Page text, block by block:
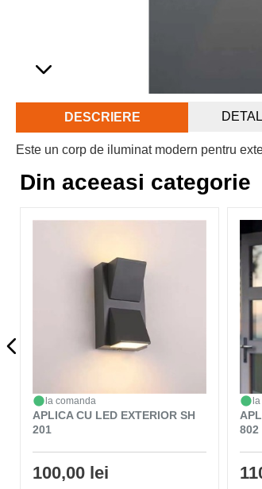
DESCRIERE
Este un corp de iluminat modern pentru
Din aceeasi categorie
la comanda
APLICA CU LED EXTERIOR SH
201
100,00 lei
la
802